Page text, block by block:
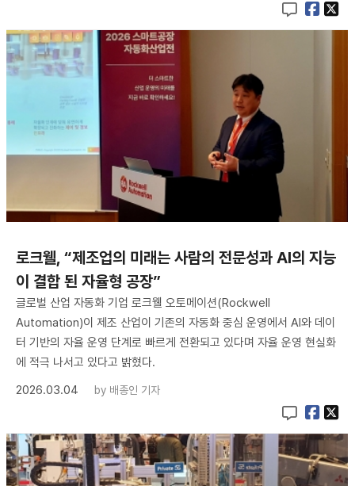
로크웰, “제조업의 미래는 사람의 전문성과 AI의 지능
이 결합 된 자율형 공장”
글로벌 산업 자동화 기업 로크웰 오토메이션(Rockwell
Automation)이 제조 산업이 기존의 자동화 중심 운영에서 AI와 데이
터 기반의 자율 운영 단계로 빠르게 전환되고 있다며 자율 운영 현실화
에 적극 나서고 있다고 밝혔다.
2026.03.04
by 배종인 기자